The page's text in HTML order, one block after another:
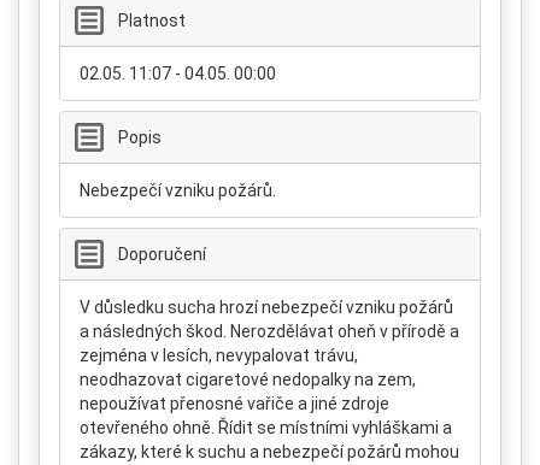
Platnost
02.05. 11:07 - 04.05. 00:00
Popis
Nebezpečí vzniku požárů.
Doporučení
V důsledku sucha hrozí nebezpečí vzniku požárů
a následných škod. Nerozdělávat oheň v přírodě a
zejména v lesích, nevypalovat trávu,
neodhazovat cigaretové nedopalky na zem,
nepoužívat přenosné vařiče a jiné zdroje
otevřeného ohně. Řídit se místními vyhláškami a
zákazy, které k suchu a nebezpečí požárů mohou